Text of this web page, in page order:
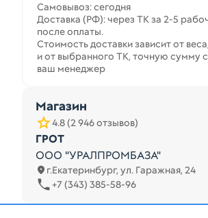
Самовывоз: сегодня
Доставка (РФ): через ТК за 2-5
после оплаты.
Стоимость доставки зависит от
и от выбранного ТК, точную сумму
ваш менеджер
Магазин
4.8 (2 946 отзывов)
ГРОТ
ООО "УРАЛПРОМБАЗА"
г.Екатеринбург, ул. Гаражная, 24
+7 (343) 385-58-96